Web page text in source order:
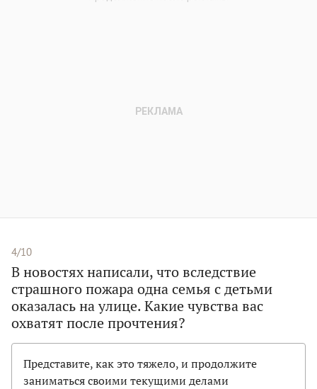
4/10
В новостях написали, что вследствие
страшного пожара одна семья с детьми
оказалась на улице. Какие чувства вас
охватят после прочтения?
Представите, как это тяжело, и продолжите
заниматься своими текущими делами